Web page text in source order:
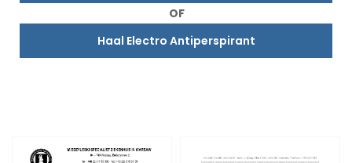
OF
Haal Electro Antiperspirant